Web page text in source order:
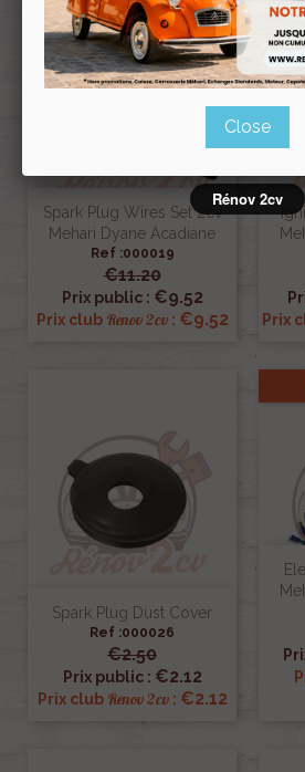
Spark Plug Wires Set 2cv
Mehari Dyane Acadiane
Ref :000019
€11.20
Prix public : €9.52
Prix club Renov 2cv: €9.52 Prix
Spark Plug Dust Cover
Ref :000026
€2.50
Prix public : €2.12
Prix club Renov 2cv: €2.12
Close
Rénov 2cv